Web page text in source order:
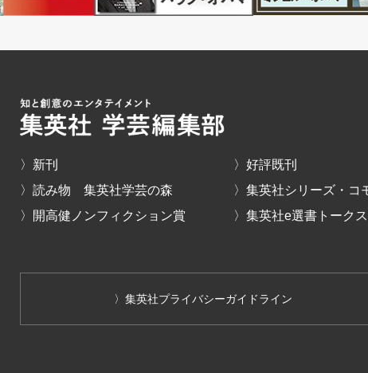
〉新刊
〉読み物 集英社学芸の森
〉開高健ノンフィクション賞
〉好評既刊
〉集英社シリーズ・コ
〉集英社e選書トークス
〉集英社プライバシーガイドライン